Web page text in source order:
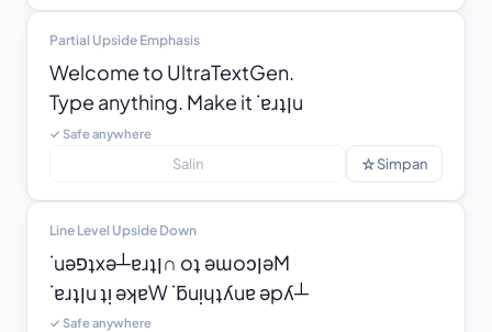
Partial Upside Emphasis
Welcome to UltraTextGen.
Type anything. Make it ˙ɐɹʇןu
✓ Safe anywhere
Salin ☆Simpan
Line Level Upside Down
˙uǝפʇxǝ┴ɐɹʇן∩ oʇ ǝɯoɔןǝM
˙ɐɹʇןu ʇᴉ ǝʞɐW ˙ƃuᴉɥʇʎuɐ ǝpʎ┴
✓ Safe anywhere